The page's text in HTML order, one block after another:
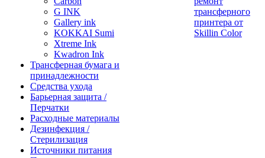
G INK
Gallery ink
KOKKAI Sumi
Xtreme Ink
Kwadron Ink
Трансферная бумага и
принадлежности
Средства ухода
Барьерная защита /
Перчатки
Расходные материалы
Дезинфекция /
Стерилизация
Источники питания
трансферного
принтера от
Skillin Color